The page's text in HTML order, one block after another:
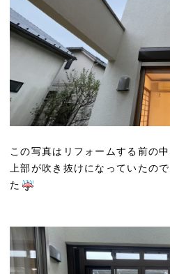
この写真はリフォームする前の
上部が吹き抜けになっていたの
た